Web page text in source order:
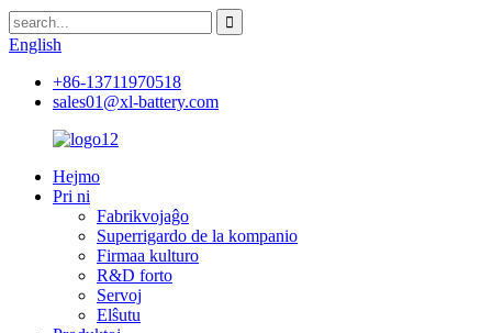
English
+86-13711970518
sales01@xl-battery.com
Hejmo
Pri ni
Fabrikvojaĝo
Superrigardo de la kompanio
Firmaa kulturo
R&D forto
Servoj
Elŝutu